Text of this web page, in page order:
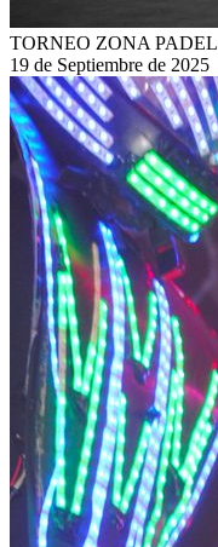
TORNEO ZONA PADEL
19 de Septiembre de 2025